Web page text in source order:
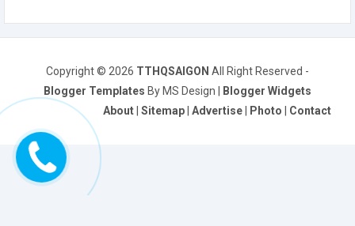
Copyright © 2026 TTHQSAIGON All Right Reserved -
Blogger Templates By MS Design |
Blogger Widgets
About Sitemap Advertise Photo Contact